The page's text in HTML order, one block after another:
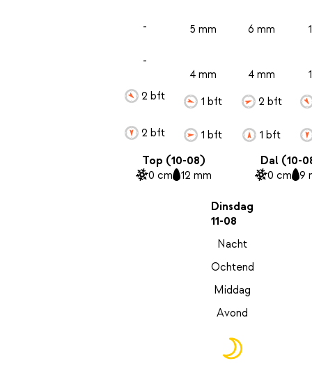
-
-
2 bft
2 bft
5 mm
4 mm
1 bft
1 bft
6 mm
4 mm
2 bft
1 bft
Top (10-08)
0 cm 12 mm
Dal (10-
0 cm 9
Dinsdag
11-08
Nacht
Ochtend
Middag
Avond